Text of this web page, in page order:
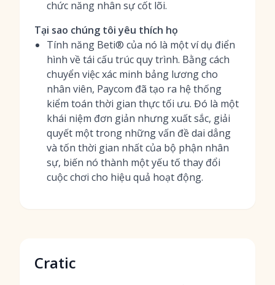
chức năng nhân sự cốt lõi.
Tại sao chúng tôi yêu thích họ
Tính năng Beti® của nó là một ví dụ điển
hình về tái cấu trúc quy trình. Bằng cách
chuyển việc xác minh bảng lương cho
nhân viên, Paycom đã tạo ra hệ thống
kiểm toán thời gian thực tối ưu. Đó là một
khái niệm đơn giản nhưng xuất sắc, giải
quyết một trong những vấn đề dai dẳng
và tốn thời gian nhất của bộ phận nhân
sự, biến nó thành một yếu tố thay đổi
cuộc chơi cho hiệu quả hoạt động.
Cratic